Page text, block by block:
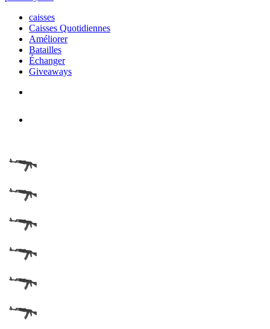
caisses
Caisses Quotidiennes
Améliorer
Batailles
Échanger
Giveaways